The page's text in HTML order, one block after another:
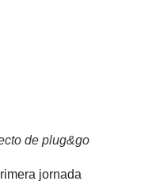
de plug&go
jornada